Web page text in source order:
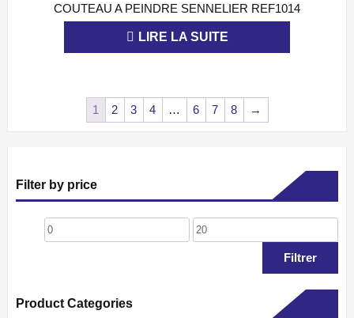
APERÇU
COUTEAU A PEINDRE SENNELIER REF1014
LIRE LA SUITE
1 2 3 4 … 6 7 8 →
Filter by price
Prix Prix
Filtrer
Product Categories